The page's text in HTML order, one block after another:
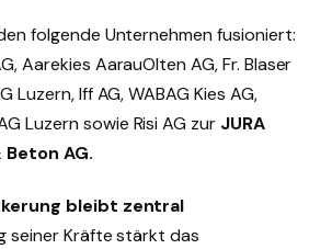
folgende Unternehmen fusioniert:
Aarekies AarauOlten AG, Fr. Blaser
Luzern, Iff AG, WABAG Kies AG,
Luzern sowie Risi AG zur JURA
AG.
bleibt zentral
seiner Kräfte stärkt das